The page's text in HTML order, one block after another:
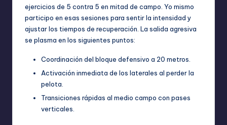
ejercicios de 5 contra 5 en mitad de campo. Yo mismo
participo en esas sesiones para sentir la intensidad y
ajustar los tiempos de recuperación. La salida agresiva
se plasma en los siguientes puntos:
Coordinación del bloque defensivo a 20 metros.
Activación inmediata de los laterales al perder la
pelota.
Transiciones rápidas al medio campo con pases
verticales.